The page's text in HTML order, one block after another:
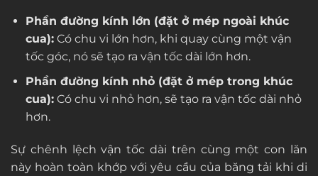
Phần đường kính lớn (đặt ở mép ngoài khúc
cua):Có chu vi lớn hơn, khi quay cùng một vận
tốc góc, nó sẽ tạo ra vận tốc dài lớn hơn.
Phần đường kính nhỏ (đặt ở mép trong khúc
cua):Có chu vi nhỏ hơn, sẽ tạo ra vận tốc dài nhỏ
hơn.
Sự chênh lệch vận tốc dài trên cùng một con lăn
này hoàn toàn khớp với yêu cầu của băng tải khi di